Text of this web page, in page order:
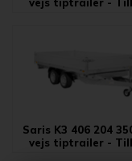
Saris K3 406 204
vejs tiptrailer -